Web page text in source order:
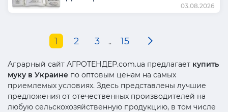
03.08.2026
1 2 3 .. 15
Аграрный сайт АГРОТЕНДЕР.com.ua предлагает купить
муку в Украине по оптовым ценам на самых
приемлемых условиях. Здесь представлены лучшие
предложения от отечественных производителей на
любую сельскохозяйственную продукцию, в том числе